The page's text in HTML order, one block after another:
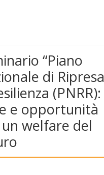
“Piano
di Ripresa
(PNRR):
e opportunità
welfare del